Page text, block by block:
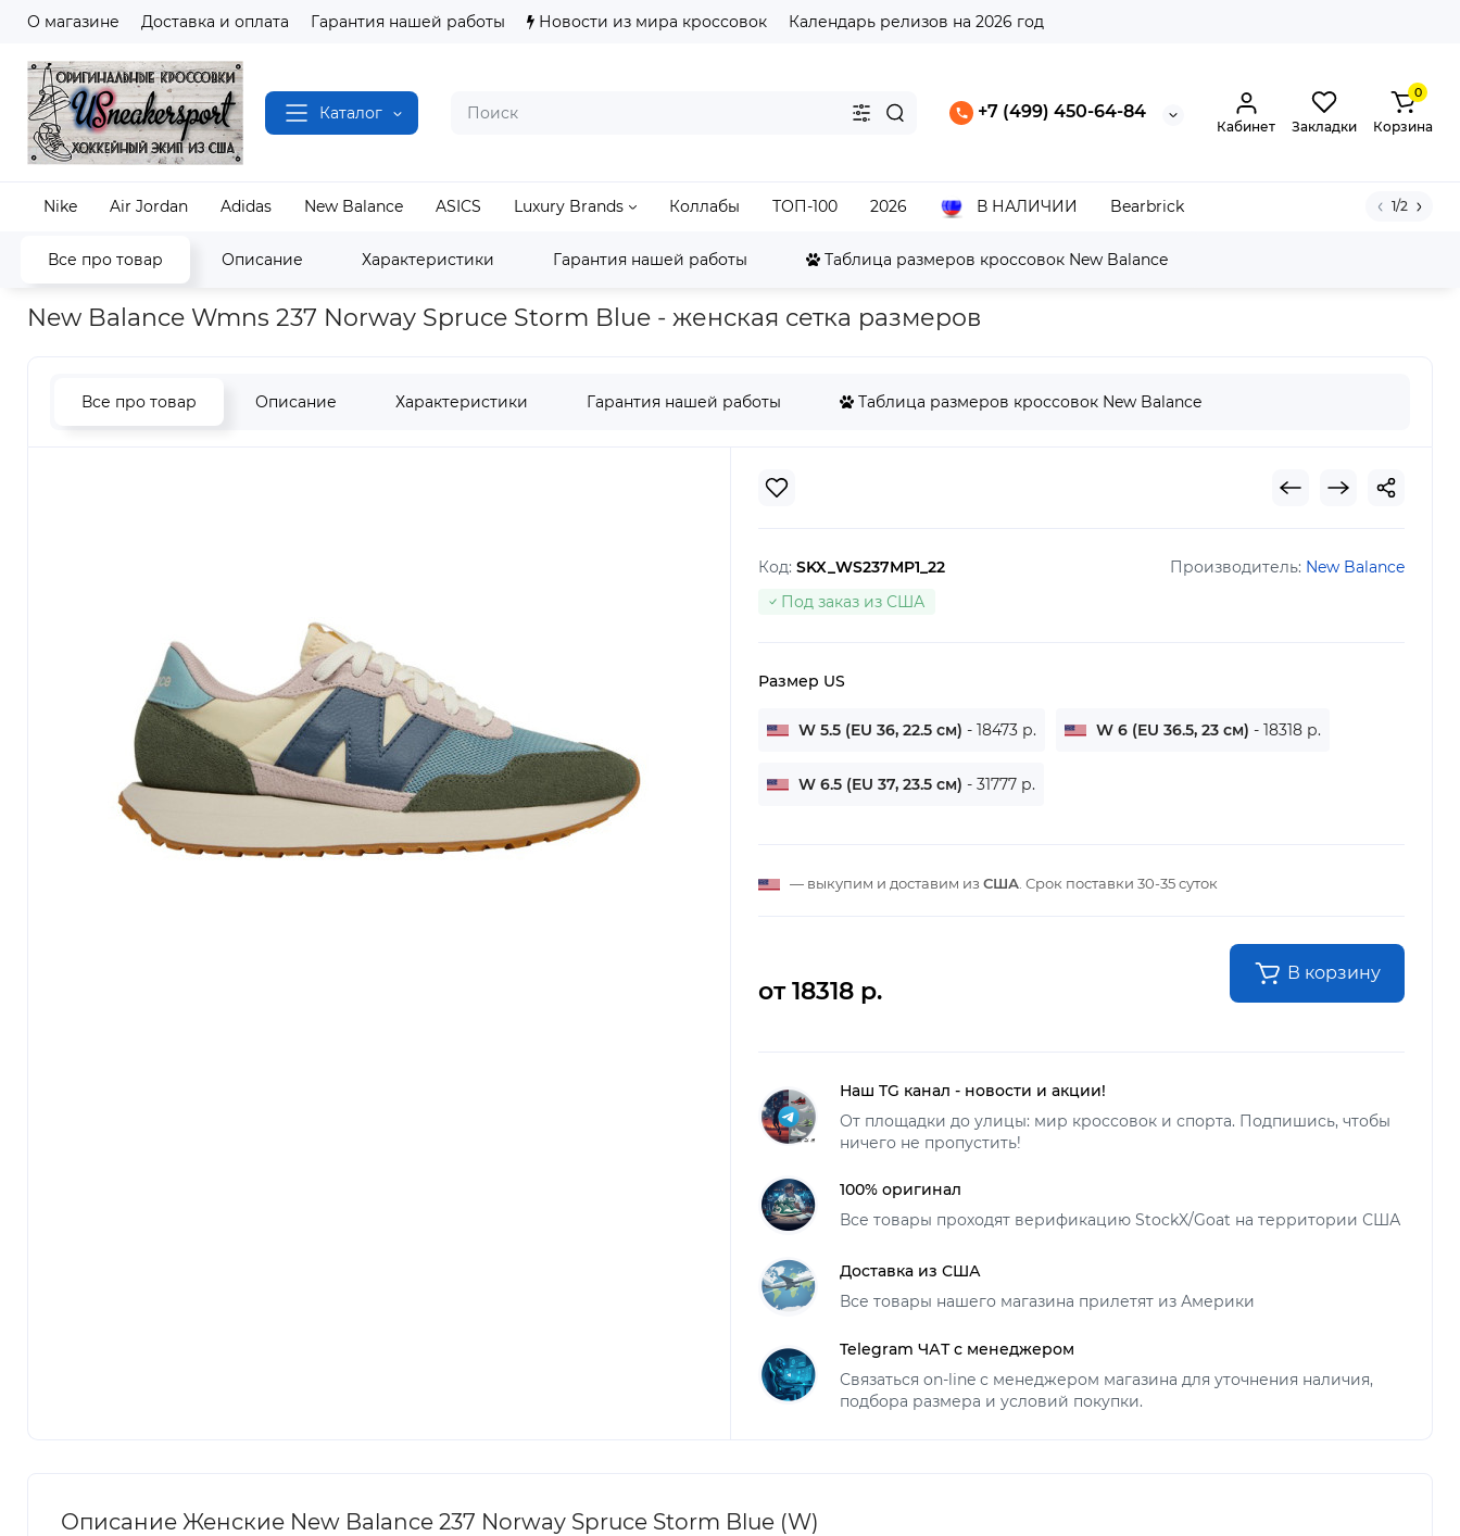
О магазине Доставка и оплата Гарантия нашей работы Новости из мира кроссовок Календарь релизов на 2026 год
Каталог +7 (499) 450-64-84
Кабинет Закладки
0
Корзина
Nike Air Jordan Adidas New Balance ASICS Luxury Brands Коллабы ТОП-100 2026 В НАЛИЧИИ Bearbrick 1/2
Все про товар Описание Характеристики Гарантия нашей работы Таблица размеров кроссовок New Balance
Наш магазин Полный каталог кроссовок New Balance Другие New Balance Женские New Balance 237 Norway Spruce Storm Blue (W)
New Balance Wmns 237 Norway Spruce Storm Blue - женская сетка размеров
Все про товар Описание Характеристики Гарантия нашей работы Таблица размеров кроссовок New Balance
Код: SKX_WS237MP1_22 Производитель: New Balance
Под заказ из США
Размер US
W 5.5 (EU 36, 22.5 см) - 18473 р. W 6 (EU 36.5, 23 см) - 18318 р.
W 6.5 (EU 37, 23.5 см) - 31777 р.
— выкупим и доставим из США . Срок поставки 30-35 суток
от 18318 р.
В корзину
Наш TG канал - новости и акции!
От площадки до улицы: мир кроссовок и спорта. Подпишись, чтобы
ничего не пропустить!
100% оригинал
Все товары проходят верификацию StockX/Goat на территории США
Доставка из США
Все товары нашего магазина прилетят из Америки
Telegram ЧАТ с менеджером
Связаться on-line с менеджером магазина для уточнения наличия,
подбора размера и условий покупки.
Описание Женские New Balance 237 Norway Spruce Storm Blue (W)